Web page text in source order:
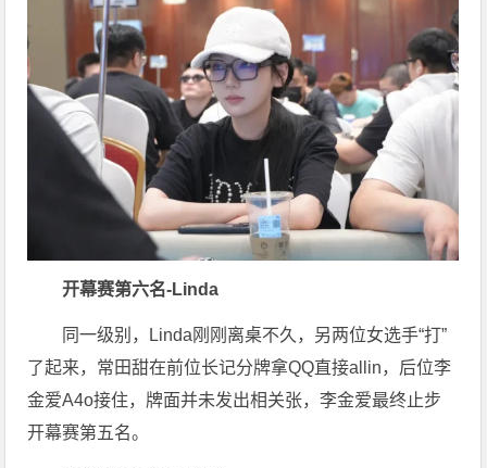
开幕赛第六名-Linda
同一级别，Linda刚刚离桌不久，另两位女选手“打”
了起来，常田甜在前位长记分牌拿QQ直接allin，后位李
金爱A4o接住，牌面并未发出相关张，李金爱最终止步
开幕赛第五名。